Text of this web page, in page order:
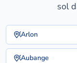
sol
Arlon
Aubange